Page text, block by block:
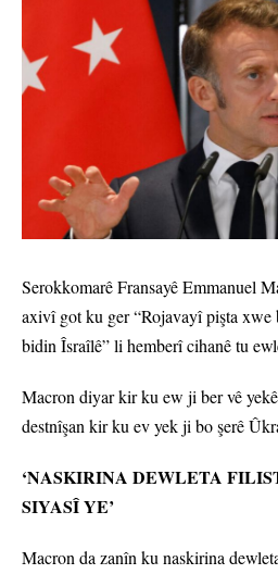
Serokkomarê Fransayê Emmanuel
axivî got ku ger “Rojavayî pişta xwe
bidin Îsraîlê” li hemberî cihanê tu
Macron diyar kir ku ew ji ber vê
destnîşan kir ku ev yek ji bo şerê
‘NASKIRINA DEWLETA
SIYASÎ YE’
Macron da zanîn ku naskirina